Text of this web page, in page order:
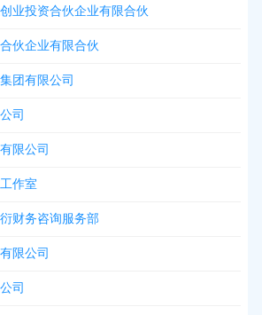
业投资合伙企业有限合伙
伙企业有限合伙
团有限公司
司
限公司
作室
财务咨询服务部
限公司
司